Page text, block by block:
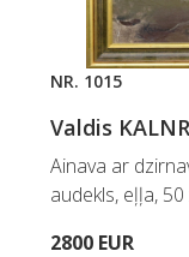
NR. 1015
Valdis
Ainava ar
audekls, eļļa,
2800 EUR